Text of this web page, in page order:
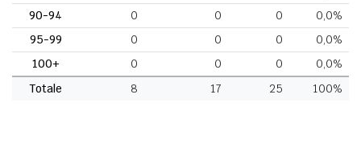
90-94
0 0 0
0,0%
95-99
0 0 0
0,0%
100+
0 0 0
0,0%
Totale
8 17 25 100%